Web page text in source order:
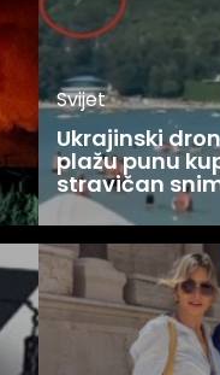
Svijet
Ukrajinski
plažu punu
stravičan